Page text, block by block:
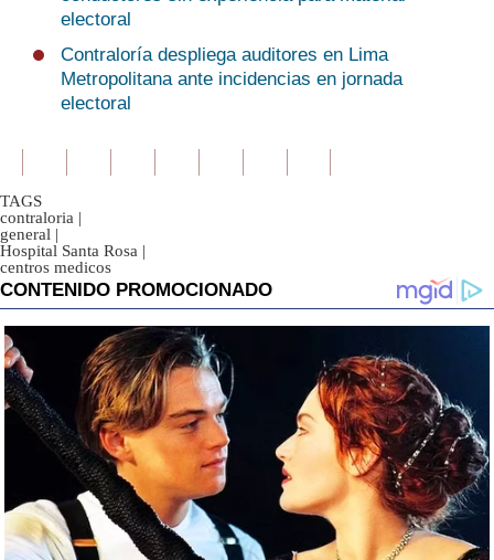
electoral
Contraloría despliega auditores en Lima
Metropolitana ante incidencias en jornada
electoral
TAGS
contraloria |
general |
Hospital Santa Rosa |
centros medicos